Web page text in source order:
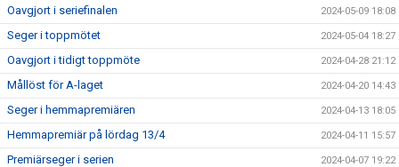
Oavgjort i seriefinalen 2024-05-09 18:08
Seger i toppmötet 2024-05-04 18:27
Oavgjort i tidigt toppmöte 2024-04-28 21:12
Mållöst för A-laget 2024-04-20 14:43
Seger i hemmapremiären 2024-04-13 18:05
Hemmapremiär på lördag 13/4 2024-04-11 15:57
Premiärseger i serien 2024-04-07 19:22